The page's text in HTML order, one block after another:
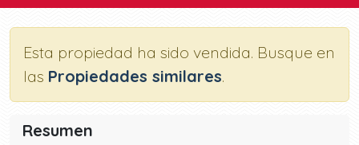
Esta propiedad ha sido vendida. Busque en
las Propiedades similares.
Resumen